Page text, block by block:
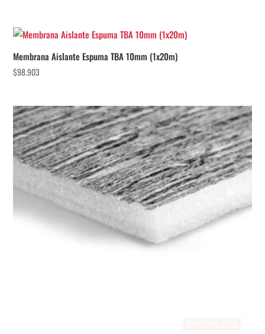
Membrana Aislante Espuma TBA 10mm (1x20m)
$98.903